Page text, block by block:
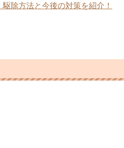
駆除方法と今後の対策を紹介！